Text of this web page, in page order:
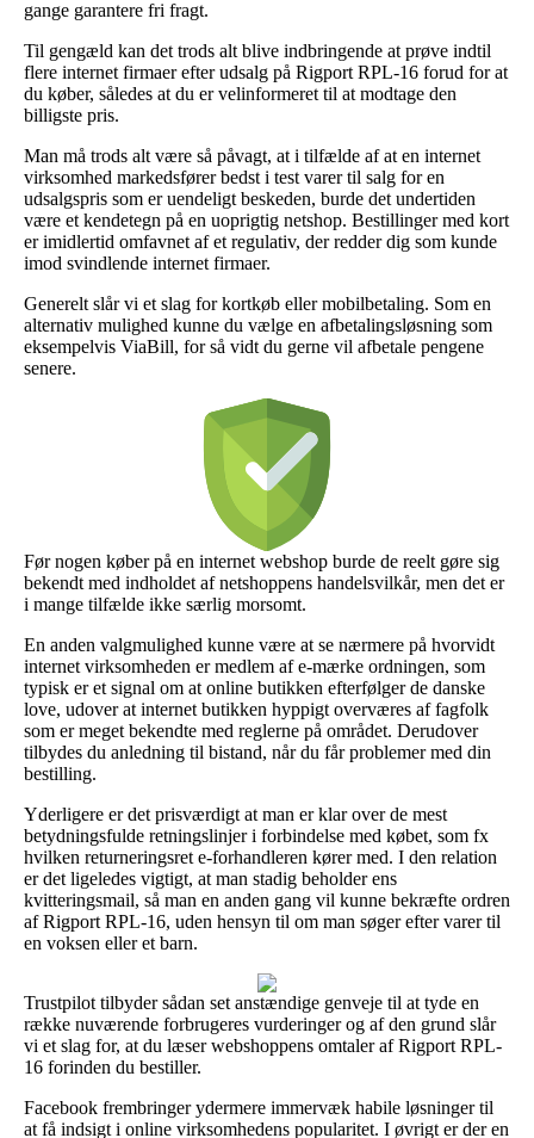
gange garantere fri fragt.
Til gengæld kan det trods alt blive indbringende at prøve indtil
flere internet firmaer efter udsalg på Rigport RPL-16 forud for at
du køber, således at du er velinformeret til at modtage den
billigste pris.
Man må trods alt være så påvagt, at i tilfælde af at en internet
virksomhed markedsfører bedst i test varer til salg for en
udsalgspris som er uendeligt beskeden, burde det undertiden
være et kendetegn på en uoprigtig netshop. Bestillinger med kort
er imidlertid omfavnet af et regulativ, der redder dig som kunde
imod svindlende internet firmaer.
Generelt slår vi et slag for kortkøb eller mobilbetaling. Som en
alternativ mulighed kunne du vælge en afbetalingsløsning som
eksempelvis ViaBill, for så vidt du gerne vil afbetale pengene
senere.
Før nogen køber på en internet webshop burde de reelt gøre sig
bekendt med indholdet af netshoppens handelsvilkår, men det er
i mange tilfælde ikke særlig morsomt.
En anden valgmulighed kunne være at se nærmere på hvorvidt
internet virksomheden er medlem af e-mærke ordningen, som
typisk er et signal om at online butikken efterfølger de danske
love, udover at internet butikken hyppigt overværes af fagfolk
som er meget bekendte med reglerne på området. Derudover
tilbydes du anledning til bistand, når du får problemer med din
bestilling.
Yderligere er det prisværdigt at man er klar over de mest
betydningsfulde retningslinjer i forbindelse med købet, som fx
hvilken returneringsret e-forhandleren kører med. I den relation
er det ligeledes vigtigt, at man stadig beholder ens
kvitteringsmail, så man en anden gang vil kunne bekræfte ordren
af Rigport RPL-16, uden hensyn til om man søger efter varer til
en voksen eller et barn.
Trustpilot tilbyder sådan set anstændige genveje til at tyde en
række nuværende forbrugeres vurderinger og af den grund slår
vi et slag for, at du læser webshoppens omtaler af Rigport RPL-
16 forinden du bestiller.
Facebook frembringer ydermere immervæk habile løsninger til
at få indsigt i online virksomhedens popularitet. I øvrigt er der en